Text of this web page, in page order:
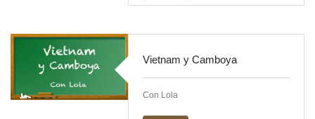
Vietnam y Camboya
Con Lola